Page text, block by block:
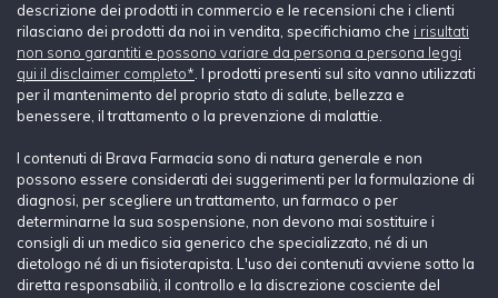
descrizione dei prodotti in commercio e le recensioni che i clienti
rilasciano dei prodotti da noi in vendita, specifichiamo che i risultati
non sono garantiti e possono variare da persona a persona leggi
qui il disclaimer completo* . I prodotti presenti sul sito vanno utilizzati
per il mantenimento del proprio stato di salute, bellezza e
benessere, il trattamento o la prevenzione di malattie.
I contenuti di Brava Farmacia sono di natura generale e non
possono essere considerati dei suggerimenti per la formulazione di
diagnosi, per scegliere un trattamento, un farmaco o per
determinarne la sua sospensione, non devono mai sostituire i
consigli di un medico sia generico che specializzato, né di un
dietologo né di un fisioterapista. L'uso dei contenuti avviene sotto la
diretta responsabilià, il controllo e la discrezione cosciente del